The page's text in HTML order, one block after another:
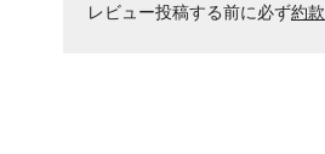
レビュー投稿する前に必ず約款